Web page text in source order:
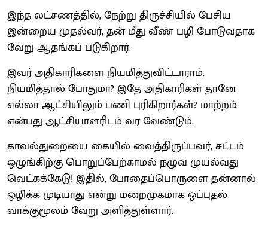
இந்த லட்சணத்தில், நேற்று திருச்சியில் பேசிய
இன்றைய முதல்வர், தன் மீது வீண் பழி போடுவதாக
வேறு ஆதங்கப் படுகிறார்.
இவர் அதிகாரிகளை நியமித்துவிட்டாராம்.
நியமித்தால் போதுமா? இதே அதிகாரிகள் தானே
எல்லா ஆட்சியிலும் பணி புரிகிறார்கள்? மாற்றம்
என்பது ஆட்சியாளரிடம் வர வேண்டும்.
காவல்துறையை கையில் வைத்திருப்பவர், சட்டம்
ஒழுங்கிற்கு பொறுப்பேற்காமல் நழுவ முயல்வது
வெட்கக்கேடு! இதில், போதைப்பொருளை தன்னால்
ஒழிக்க முடியாது என்று மறைமுகமாக ஒப்புதல்
வாக்குமூலம் வேறு அளித்துள்ளார்.